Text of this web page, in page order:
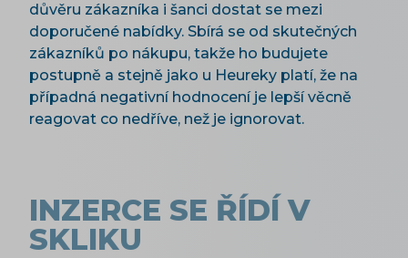
důvěru zákazníka i šanci dostat se mezi
doporučené nabídky. Sbírá se od skutečných
zákazníků po nákupu, takže ho budujete
postupně a stejně jako u Heureky platí, že na
případná negativní hodnocení je lepší věcně
reagovat co nedříve, než je ignorovat.
INZERCE SE ŘÍDÍ V
SKLIKU